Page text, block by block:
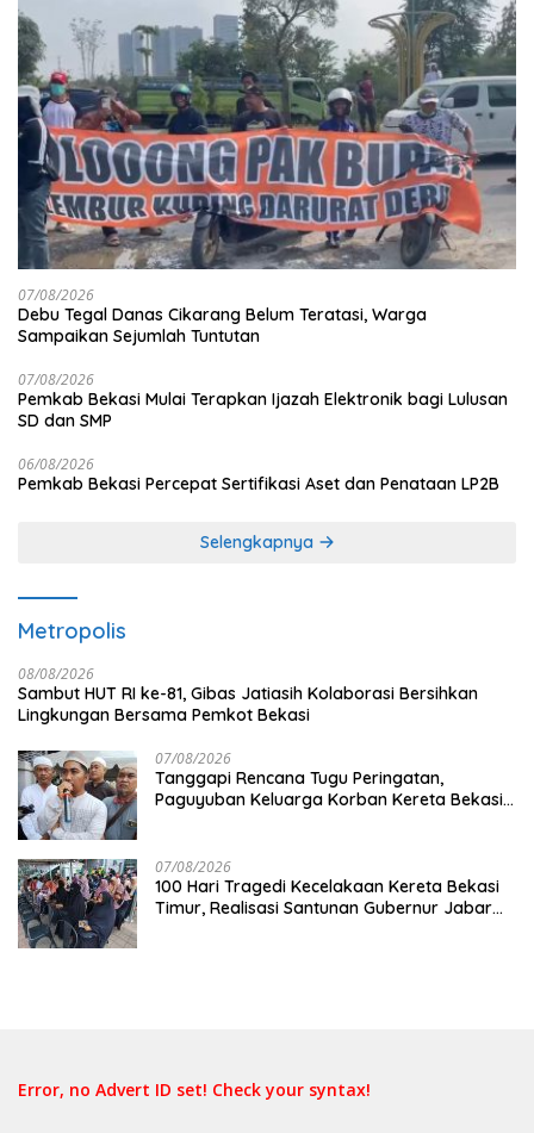
07/08/2026
Debu Tegal Danas Cikarang Belum Teratasi, Warga
Sampaikan Sejumlah Tuntutan
07/08/2026
Pemkab Bekasi Mulai Terapkan Ijazah Elektronik bagi Lulusan
SD dan SMP
06/08/2026
Pemkab Bekasi Percepat Sertifikasi Aset dan Penataan LP2B
Selengkapnya
Metropolis
08/08/2026
Sambut HUT RI ke-81, Gibas Jatiasih Kolaborasi Bersihkan
Lingkungan Bersama Pemkot Bekasi
07/08/2026
Tanggapi Rencana Tugu Peringatan,
Paguyuban Keluarga Korban Kereta Bekasi
07/08/2026
100 Hari Tragedi Kecelakaan Kereta Bekasi
Timur, Realisasi Santunan Gubernur Jabar
Error, no Advert ID set! Check your syntax!